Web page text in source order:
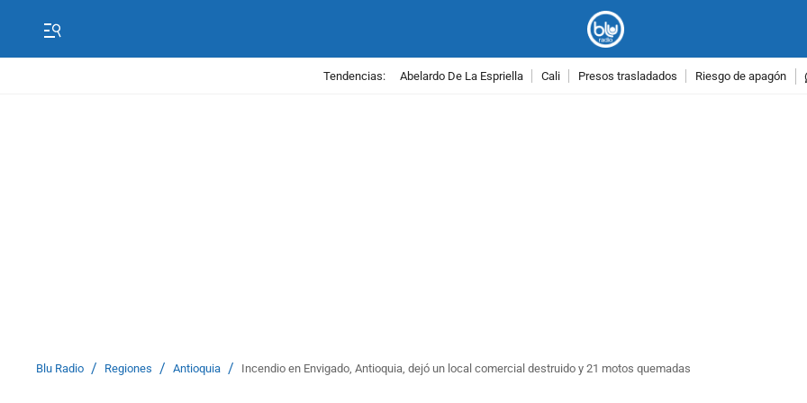
Tendencias: Abelardo De La Espriella Cali Presos trasladados Riesgo de apagón
Blu Radio / Regiones / Antioquia / Incendio en Envigado, Antioquia, dejó un local comercial destruido y 21 motos quemadas